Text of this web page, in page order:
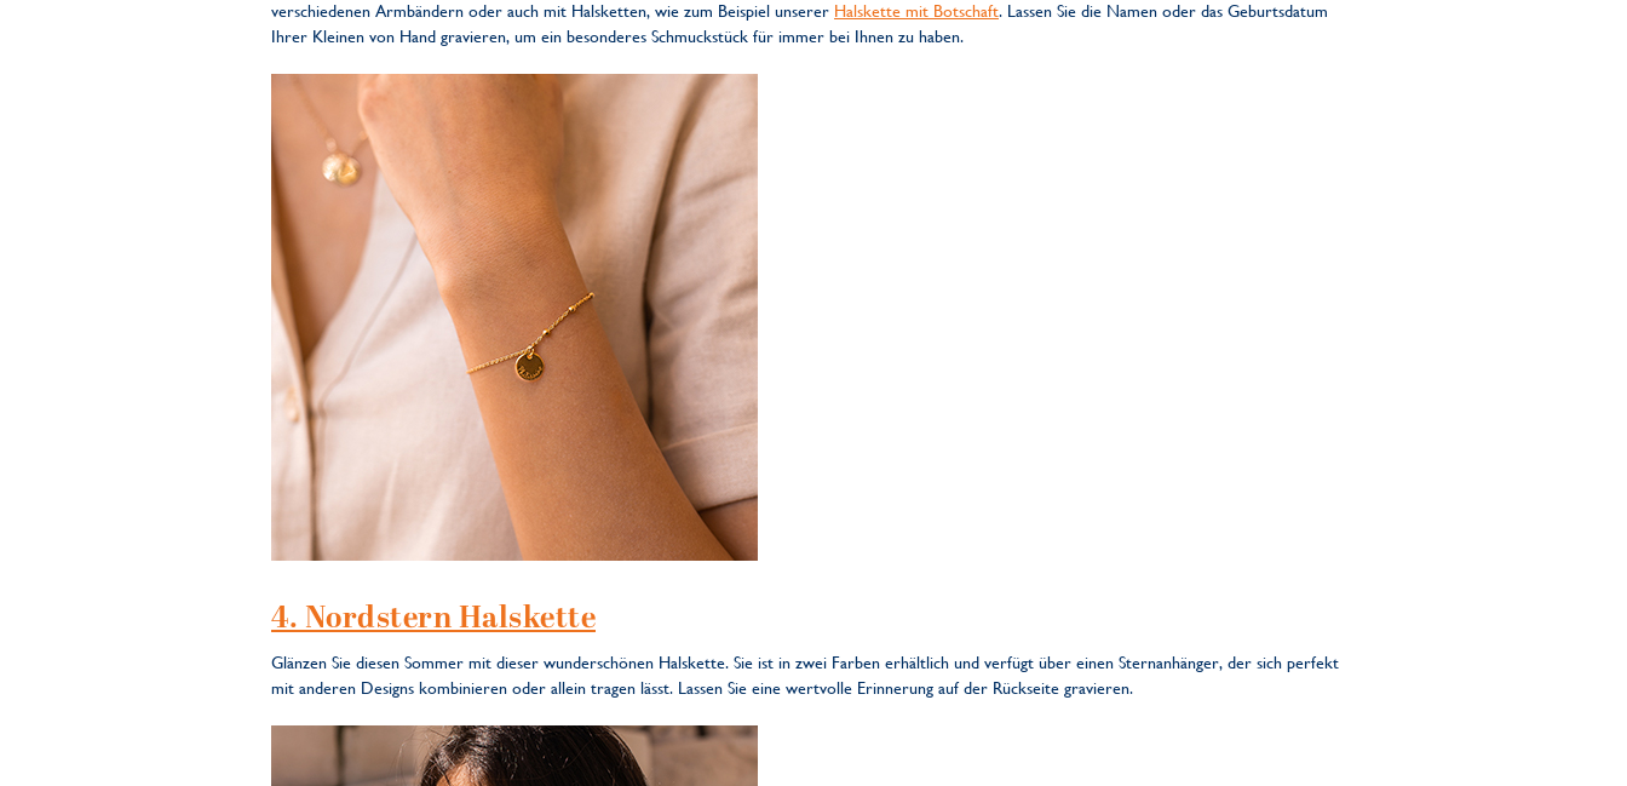
verschiedenen Armbändern oder auch mit Halsketten, wie zum Beispiel unserer Halskette mit Botschaft. Lassen Sie die Namen oder das Geburtsdatum
Ihrer Kleinen von Hand gravieren, um ein besonderes Schmuckstück für immer bei Ihnen zu haben.
4. Nordstern Halskette
Glänzen Sie diesen Sommer mit dieser wunderschönen Halskette. Sie ist in zwei Farben erhältlich und verfügt über einen Sternanhänger, der sich perfekt
mit anderen Designs kombinieren oder allein tragen lässt. Lassen Sie eine wertvolle Erinnerung auf der Rückseite gravieren.